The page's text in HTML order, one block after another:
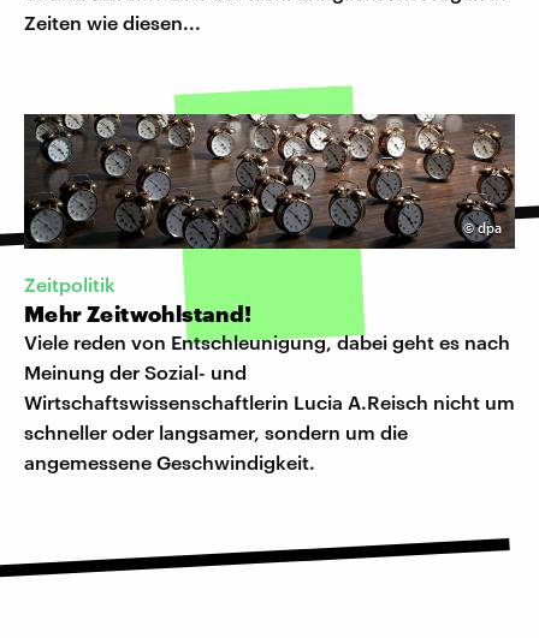
Zeiten wie diesen...
©dpa
Zeitpolitik
Mehr Zeitwohlstand!
Viele reden von Entschleunigung, dabei geht es nach
Meinung der Sozial- und
Wirtschaftswissenschaftlerin Lucia A.Reisch nicht um
schneller oder langsamer, sondern um die
angemessene Geschwindigkeit.